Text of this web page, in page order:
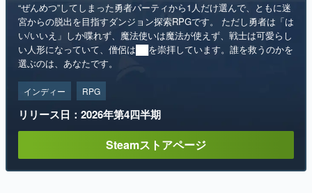
“ぜんめつ”してしまった勇者パーティから1人だけ選んで、ともに迷
宮からの脱出を目指すダンジョン探索RPGです。 ただし勇者は「は
い/いいえ」しか喋れず、魔法使いは魔法が使えず、戦士は可愛らし
い人形になっていて、僧侶は██を崇拝しています。誰を救うのかを
選ぶのは、あなたです。
インディー RPG
リリース日：2026年第4四半期
Steamストアページ